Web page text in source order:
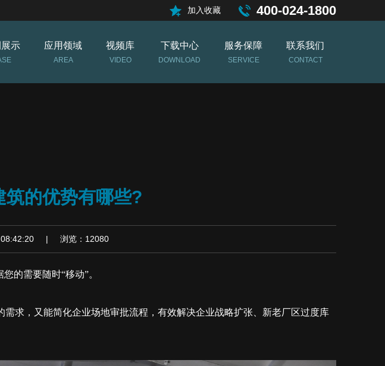
加入收藏 400-024-1800
示 应用领域
AREA
视频库
VIDEO
下载中心
DOWNLOAD
服务保障
SERVICE
联系我们
CONTACT
的优势有哪些?
| 浏览：12080
的需要随时“移动”。
求，又能简化企业场地审批流程，有效解决企业战略扩张、新老厂区过度库